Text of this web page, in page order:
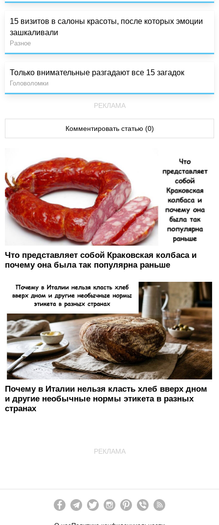
15 визитов в салоны красоты, после которых эмоции
зашкаливали
Разное
Только внимательные разгадают все 15 загадок
Головоломки
РЕКЛАМА
Комментировать статью (0)
Что представляет собой Краковская колбаса и
почему она была так популярна раньше
Почему в Италии нельзя класть хлеб вверх дном
и другие необычные нормы этикета в разных
странах
РЕКЛАМА